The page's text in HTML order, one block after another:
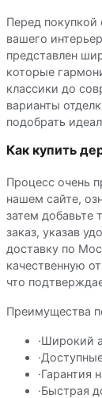
Перед
вашего
представлен
которые
классики до
варианты
подобрать
Как купить
Процесс очень
нашем сайте,
затем добавьте
заказ, указав
доставку по
качественную
что
Преимущества
·Широкий
·Гарантия
·Быстрая